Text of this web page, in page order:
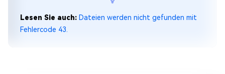
Lesen Sie auch: Dateien werden nicht gefunden mit
Fehlercode 43.